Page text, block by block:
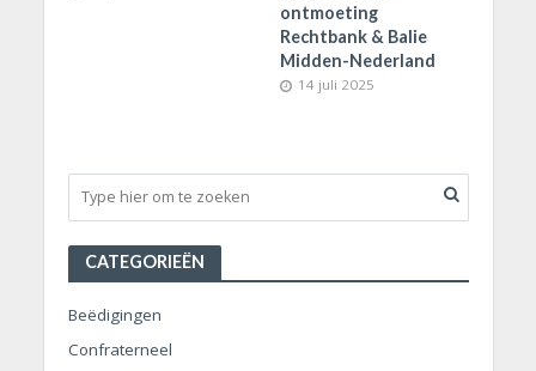
ontmoeting
Rechtbank & Balie
Midden-Nederland
14 juli 2025
CATEGORIEËN
Beëdigingen
Confraterneel